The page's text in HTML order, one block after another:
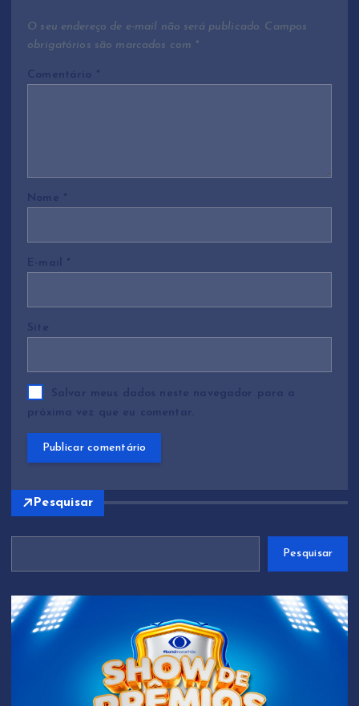
ã
o
P
s
t
O seu endereço de e-mail não será publicado. Campos
obrigatórios são marcados com *
Comentário *
Nome *
E-mail *
Site
Salvar meus dados neste navegador para a
próxima vez que eu comentar.
Pesquisar
Pesquisar